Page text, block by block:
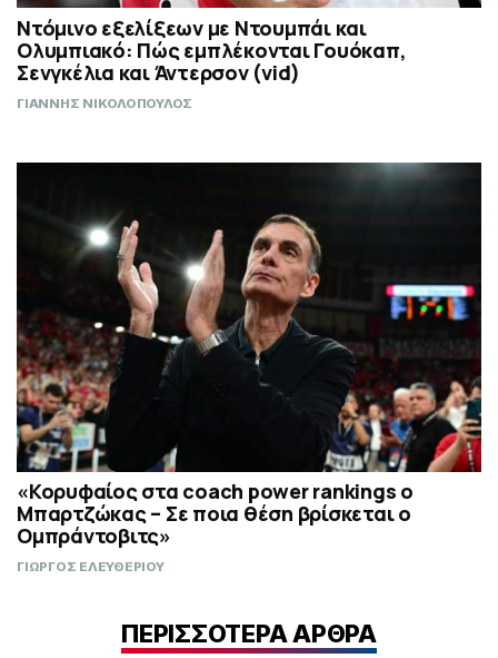
Ντόμινο εξελίξεων με Ντουμπάι και
Ολυμπιακό: Πώς εμπλέκονται Γουόκαπ,
Σενγκέλια και Άντερσον (vid)
ΓΙΑΝΝΗΣ ΝΙΚΟΛΟΠΟΥΛΟΣ
«Κορυφαίος στα coach power rankings ο
Μπαρτζώκας – Σε ποια θέση βρίσκεται ο
Ομπράντοβιτς»
ΓΙΩΡΓΟΣ ΕΛΕΥΘΕΡΙΟΥ
ΠΕΡΙΣΣΟΤΕΡΑ ΑΡΘΡΑ